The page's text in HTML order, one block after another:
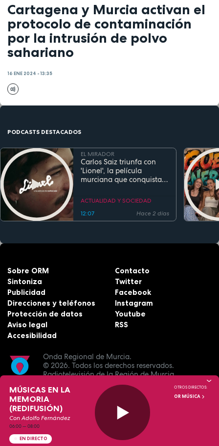
Cartagena y Murcia activan el
protocolo de contaminación
por la intrusión de polvo
sahariano
16 ENE 2024 - 13:35
PODCASTS DESTACADOS
EL MIRADOR
Carlos Saiz triunfa con
'Lionel', la película
murciana que conquista
estreno
ACTUALIDAD Y SOCIEDAD
12:07
Hace 2 días
Onda Regional de Murcia.
© 2026. Todos los derechos reservados.
Radiotelevisión de la Región de Murcia.
Sobre ORM
Sintoniza
Publicidad
Direcciones y teléfonos
Protección de datos
Aviso legal
Accesibilidad
Contacto
Twitter
Facebook
Instagram
Youtube
RSS
MÚSICAS EN LA
MEMORIA
(REDIFUSIÓN)
Con Adolfo Fernández
06:00—08:00
EN DIRECTO
OTROS DIRECTOS:
OR MÚSICA